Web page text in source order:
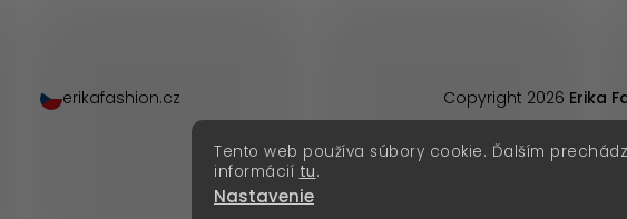
Tento web používa súbory cookie. Ďalším
informácií tu.
Nastavenie
Copyright 2026 Erika
erikafashion.cz